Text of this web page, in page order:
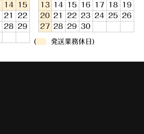
14
15
21
22
28
29
13
14 15 16 17 18
19
20 21 22 23 24 25
26
27 28 29 30
( 発送業務休日)